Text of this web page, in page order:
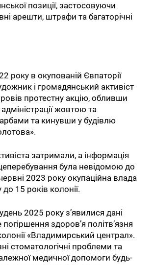
позиції, застосовуючи
арешти, штрафи та багаторічні
року в окупованій Євпаторії
і громадянський активіст
протестну акцію, обливши
адміністрації жовтою та
та кинувши у будівлю
затримали, а інформація
була невідомою до
2023 року окупаційна влада
до 15 років колонії.
2025 року з’явилися дані
здоров’я політв’язня
«Владимирський централ».
стоматологічні проблеми та
медичної допомоги будь-